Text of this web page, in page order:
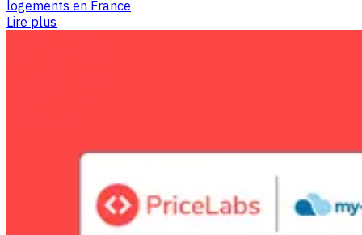
logements en France
Lire plus